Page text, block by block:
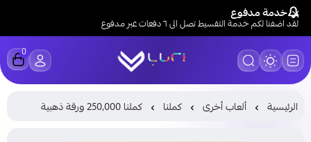
خدمة مدفوع
لقد اضفنا لكم خدمة التقسيط تصل الى ٦ دفعات عبر مدفوع
LUCK STORE
0
الرئيسية ألعاب أخرى كملنا كملنا 250,000 ورقة ذهبية